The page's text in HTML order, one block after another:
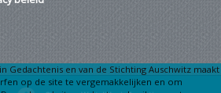
Gedachtenis en van de Stichting Auschwitz maakt
op de site te vergemakkelijken en om